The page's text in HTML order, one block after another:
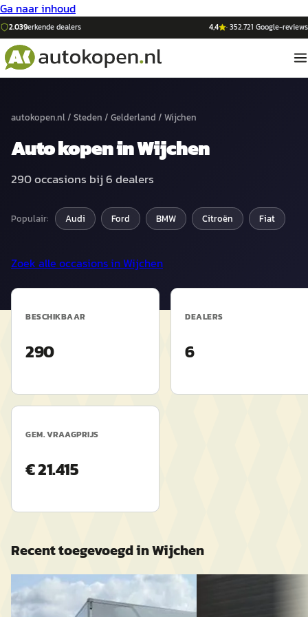
Ga naar inhoud
2.039erkende dealers 4,4 ·352.721 Google-reviews
autokopen.nl/ Steden / Gelderland / Wijchen
Autokopen inWijchen
290occasions bij6dealers
Populair: Audi Ford BMW Citroën Fiat
Zoek alle occasions inWijchen
BESCHIKBAAR
290
DEALERS
6
GEM. VRAAGPRIJS
€ 21.415
Recent toegevoegd inWijchen
Ford Transit·2024
470 L2H1 Chassis Trend 170 Pk RWD